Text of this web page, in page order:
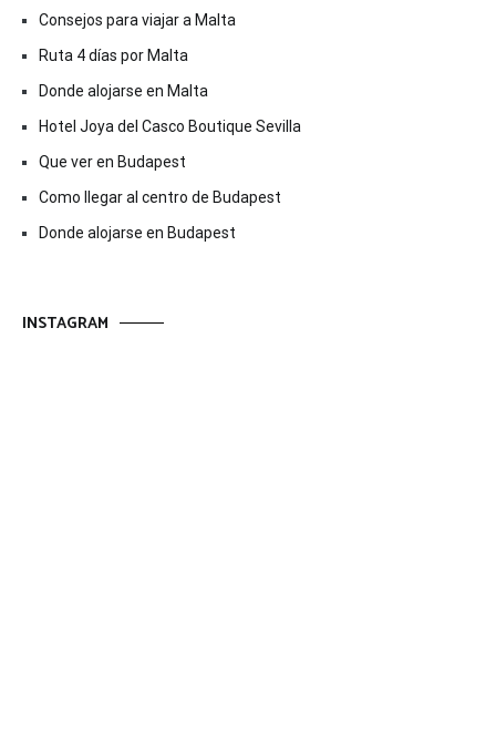
Consejos para viajar a Malta
Ruta 4 días por Malta
Donde alojarse en Malta
Hotel Joya del Casco Boutique Sevilla
Que ver en Budapest
Como llegar al centro de Budapest
Donde alojarse en Budapest
INSTAGRAM